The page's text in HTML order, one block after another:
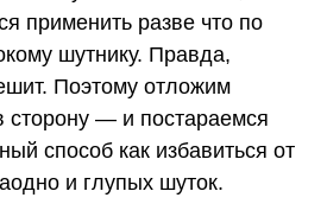
применить разве что по
шутнику. Правда,
Поэтому отложим
сторону — и постараемся
способ как избавиться от
и глупых шуток.